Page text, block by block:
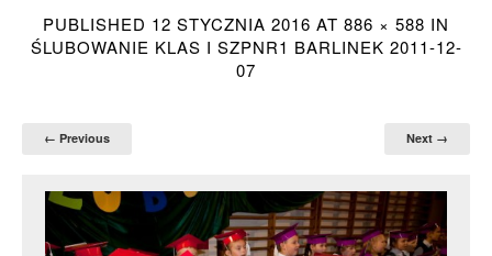
PUBLISHED 12 STYCZNIA 2016 AT 886 × 588 IN
ŚLUBOWANIE KLAS I SZPNR1 BARLINEK 2011-12-
07
← Previous Next →